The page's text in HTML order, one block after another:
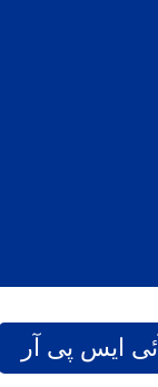
آئی ایس پی آر